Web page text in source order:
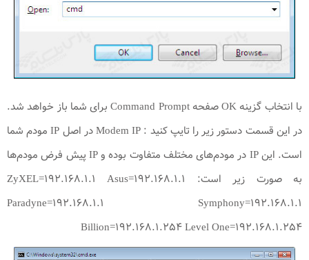
با انتخاب گزینه OK صفحه Command Prompt برای شما باز خواهد شد.
در این قسمت دستور زیر را تایپ کنید : Modem IP در اصل IP مودم شما
است. این IP در مودم‌های مختلف متفاوت بوده و IP پیش فرض مودم‌ها
به صورت زیر است: ZyXEL=۱۹۲.۱۶۸.۱.۱ Asus=۱۹۲.۱۶۸.۱.۱
Paradyne=۱۹۲.۱۶۸.۱.۱ Symphony=۱۹۲.۱۶۸.۱.۱
Billion=۱۹۲.۱۶۸.۱.۲۵۴ Level One=۱۹۲.۱۶۸.۱.۲۵۴